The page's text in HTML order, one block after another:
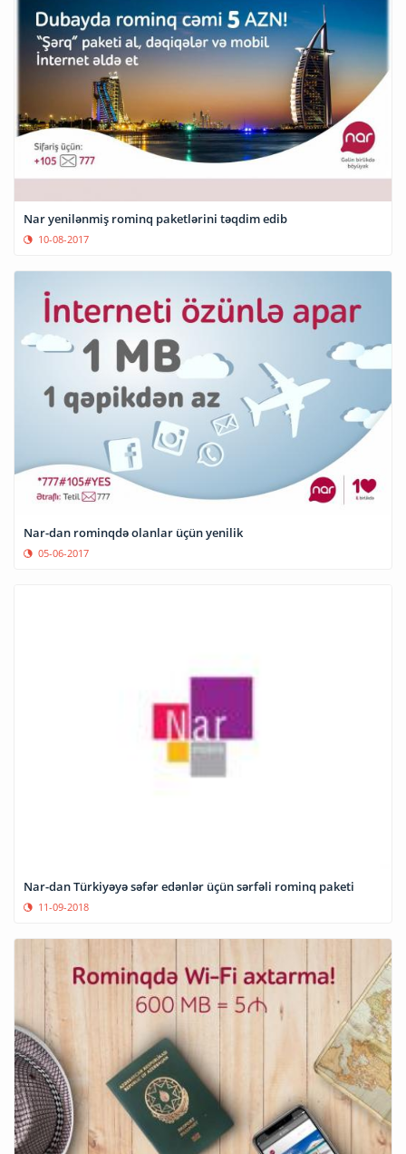
Nar yenilənmiş rominq paketlərini təqdim edib
10-08-2017
Nar-dan rominqdə olanlar üçün yenilik
05-06-2017
Nar-dan Türkiyəyə səfər edənlər üçün sərfəli rominq paketi
11-09-2018